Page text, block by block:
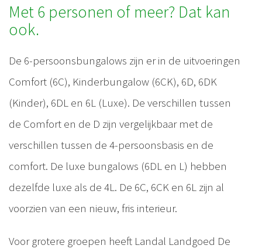
Met 6 personen of meer? Dat kan
ook.
De 6-persoonsbungalows zijn er in de uitvoeringen
Comfort (6C), Kinderbungalow (6CK), 6D, 6DK
(Kinder), 6DL en 6L (Luxe). De verschillen tussen
de Comfort en de D zijn vergelijkbaar met de
verschillen tussen de 4-persoonsbasis en de
comfort. De luxe bungalows (6DL en L) hebben
dezelfde luxe als de 4L. De 6C, 6CK en 6L zijn al
voorzien van een nieuw, fris interieur.
Voor grotere groepen heeft Landal Landgoed De